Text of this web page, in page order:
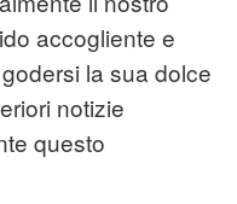
accogliente e
la sua dolce
notizie
questo